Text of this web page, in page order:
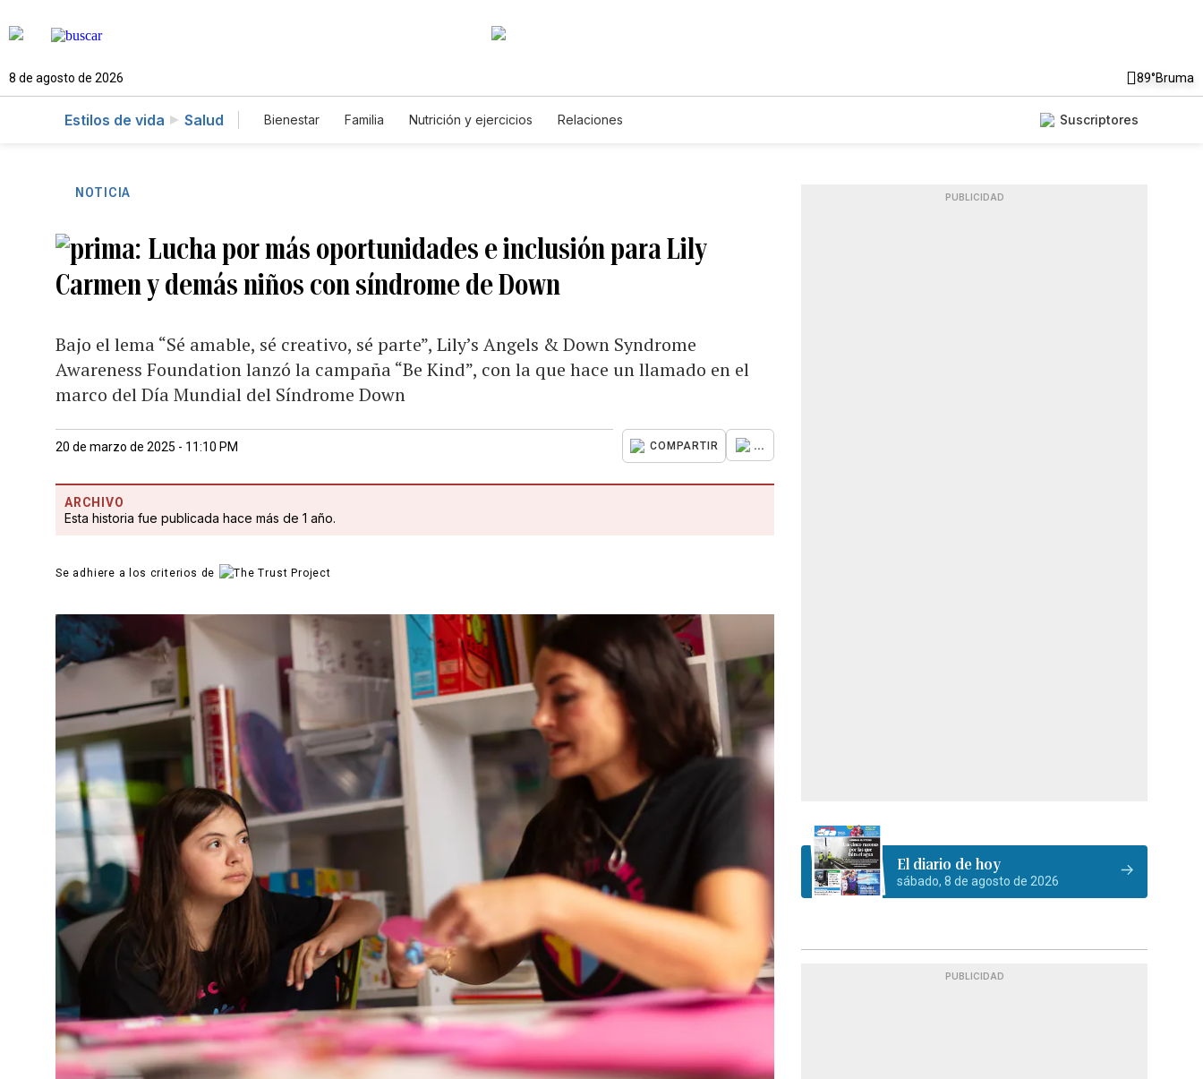
8 de agosto de 2026 89°Bruma
Estilos de vida Salud Bienestar Familia Nutrición y ejercicios Relaciones Suscriptores
NOTICIA
Lucha por más oportunidades e inclusión para Lily
Carmen y demás niños con síndrome de Down
Bajo el lema “Sé amable, sé creativo, sé parte”, Lily’s Angels & Down Syndrome
Awareness Foundation lanzó la campaña “Be Kind”, con la que hace un llamado en el
marco del Día Mundial del Síndrome Down
20 de marzo de 2025 - 11:10 PM COMPARTIR ...
ARCHIVO
Esta historia fue publicada hace más de 1 año.
Se adhiere a los criterios de
PUBLICIDAD
El diario de hoy
sábado, 8 de agosto de 2026
PUBLICIDAD